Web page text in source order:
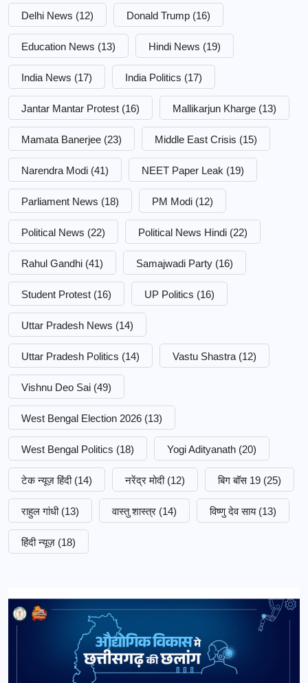
Delhi News (12) Donald Trump (16)
Education News (13) Hindi News (19)
India News (17) India Politics (17)
Jantar Mantar Protest (16) Mallikarjun Kharge (13)
Mamata Banerjee (23) Middle East Crisis (15)
Narendra Modi (41) NEET Paper Leak (19)
Parliament News (18) PM Modi (12)
Political News (22) Political News Hindi (22)
Rahul Gandhi (41) Samajwadi Party (16)
Student Protest (16) UP Politics (16)
Uttar Pradesh News (14)
Uttar Pradesh Politics (14) Vastu Shastra (12)
Vishnu Deo Sai (49)
West Bengal Election 2026 (13)
West Bengal Politics (18) Yogi Adityanath (20)
टेक न्यूज़ हिंदी (14) नरेंद्र मोदी (12) बिग बॉस 19 (25)
राहुल गांधी (13) वास्तु शास्त्र (14) विष्णु देव साय (13)
हिंदी न्यूज़ (18)